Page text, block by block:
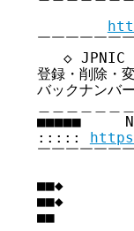
￣￣￣￣￣￣
◇ JPNIC
登録・削除
バックナ
■■■■■
:::::
￣￣￣￣￣￣
■■◆
■■◆
■■